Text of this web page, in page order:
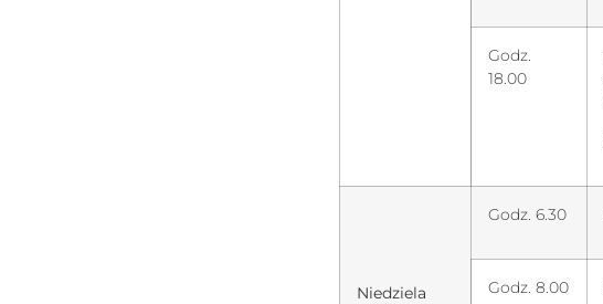
Godz.
18.00
Niedziela
Godz. 6.30
Godz. 8.00